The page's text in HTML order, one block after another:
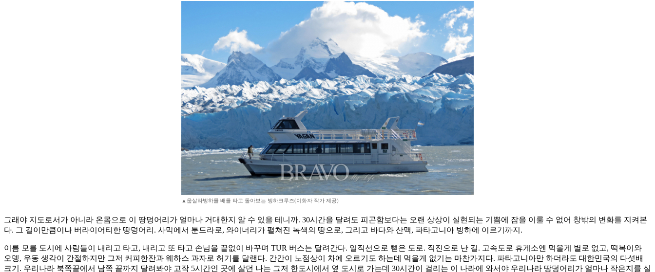
▲웁살라빙하를 배를 타고 돌아보는 빙하크루즈(이화자 작가 제공)
그래야 지도로서가 아니라 온몸으로 이 땅덩어리가 얼마나 거대한지 알 수 있을 테니까. 30시간을 달려도 피곤함보다는 오랜 상상이 실현되는 기쁨에 잠을 이룰 수 없어 창밖의 변화를 지켜본
다. 그 길이만큼이나 버라이어티한 땅덩어리. 사막에서 툰드라로, 와이너리가 펼쳐진 녹색의 땅으로, 그리고 바다와 산맥, 파타고니아 빙하에 이르기까지.
이름 모를 도시에 사람들이 내리고 타고, 내리고 또 타고 손님을 끝없이 바꾸며 TUR 버스는 달려간다. 일직선으로 뻗은 도로. 직진으로 난 길. 고속도로 휴게소엔 먹을게 별로 없고, 떡복이와
오뎅, 우동 생각이 간절하지만 그저 커피한잔과 웨하스 과자로 허기를 달랜다. 간간이 노점상이 차에 오르기도 하는데 먹을게 없기는 마찬가지다. 파타고니아만 하더라도 대한민국의 다섯배
크기. 우리나라 북쪽끝에서 남쪽 끝까지 달려봐야 고작 5시간인 곳에 살던 나는 그저 한도시에서 옆 도시로 가는데 30시간이 걸리는 이 나라에 와서야 우리나라 땅덩어리가 얼마나 작은지를 실